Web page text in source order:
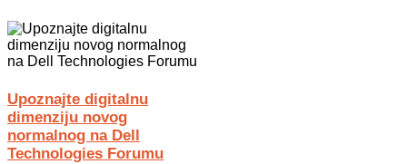
Upoznajte digitalnu
dimenziju novog
normalnog na Dell
Technologies Forumu